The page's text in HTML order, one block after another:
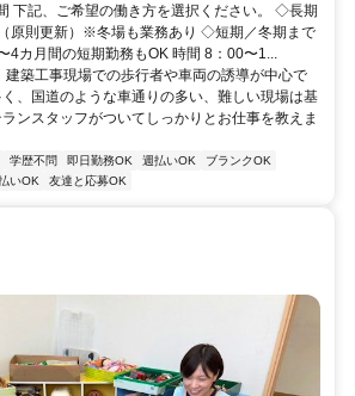
下記、ご希望の働き方を選択ください。 ◇長期
原則更新）※冬場も業務あり ◇短期／冬期まで
4カ月間の短期勤務もOK 時間 8：00〜1...
建築工事現場での歩行者や車両の誘導が中心で
、国道のような車通りの多い、難しい現場は基
ンスタッフがついてしっかりとお仕事を教えま
学歴不問 即日勤務OK 週払いOK
ブランクOK
いOK 友達と応募OK